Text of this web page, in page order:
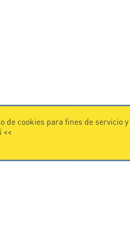
de cookies para fines de servicio
<<